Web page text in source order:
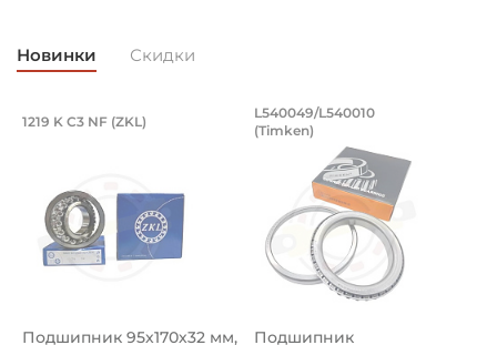
Высота цепи:
Диаметр ролика:
27,94 мм
Новинки Скидки
Артикул 94871
8x50 мм, оцинкованный.
разводной 8x50 мм, оцинкованный.
Подшипник 95х170х32 мм, шариковый
Подшипник 95х170х32 мм, шариковый двухрядный,
1219 K C3 NF (ZKL)
Подшипник 95х170х32 мм,
Подшипник
Подшипник
L540049/L540010
(Timken)
Подшипник